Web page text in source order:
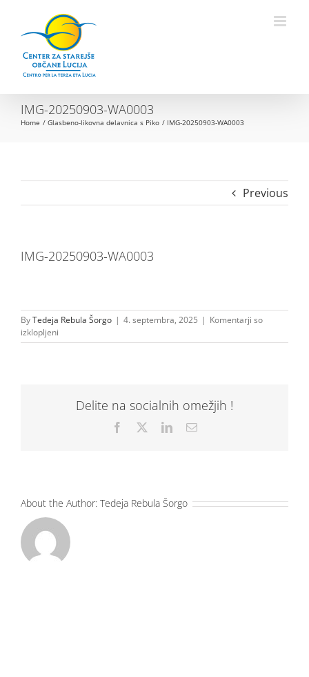
Open toolbar
content
IMG-20250903-WA0003
Home Glasbeno-likovna delavnica s Piko IMG-20250903-WA0003
Previous
IMG-20250903-WA0003
ByTedeja Rebula Šorgo | 4. septembra, 2025 | Komentarji so
izklopljeni
IMG-
Delite na socialnih omežjih !
Facebook LinkedInEmail
About the Author: Tedeja Rebula Šorgo